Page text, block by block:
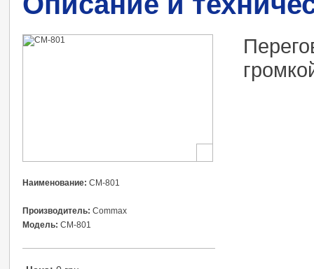
Наименование: СМ-801
Производитель: Commax
Модель: СМ-801